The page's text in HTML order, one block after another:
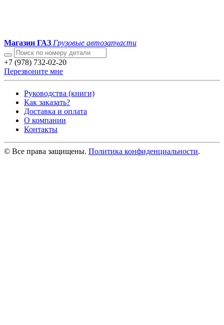
Магазин ГАЗ Грузовые автозапчасти
+7 (978) 732-02-20
Перезвоните мне
Руководства (книги)
Как заказать?
Доставка и оплата
О компании
Контакты
© Все права защищены. Политика конфиденциальности.